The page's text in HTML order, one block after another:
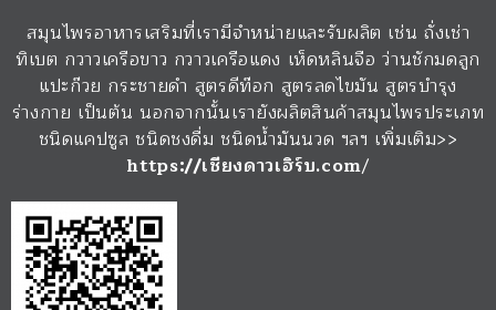
สมุนไพรอาหารเสริมที่เรามีจำหน่ายและรับผลิต เช่น ถั่งเช่า
ทิเบต กวาวเครือขาว กวาวเครือแดง เห็ดหลินจือ ว่านชักมดลูก
แปะก๊วย กระชายดำ สูตรดีท๊อก สูตรลดไขมัน สูตรบำรุง
ร่างกาย เป็นต้น นอกจากนั้นเรายังผลิตสินค้าสมุนไพรประเภท
ชนิดแคปซูล ชนิดชงดื่ม ชนิดน้ำมันนวด ฯลฯ เพิ่มเติม>>
https://เชียงดาวเฮิร์บ.com/